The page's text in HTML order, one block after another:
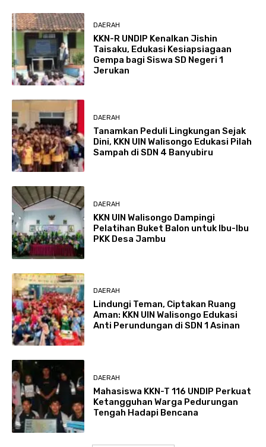
DAERAH
KKN-R UNDIP Kenalkan Jishin
Taisaku, Edukasi Kesiapsiagaan
Gempa bagi Siswa SD Negeri 1
Jerukan
DAERAH
Tanamkan Peduli Lingkungan Sejak
Dini, KKN UIN Walisongo Edukasi Pilah
Sampah di SDN 4 Banyubiru
DAERAH
KKN UIN Walisongo Dampingi
Pelatihan Buket Balon untuk Ibu-Ibu
PKK Desa Jambu
DAERAH
Lindungi Teman, Ciptakan Ruang
Aman: KKN UIN Walisongo Edukasi
Anti Perundungan di SDN 1 Asinan
DAERAH
Mahasiswa KKN-T 116 UNDIP Perkuat
Ketangguhan Warga Pedurungan
Tengah Hadapi Bencana